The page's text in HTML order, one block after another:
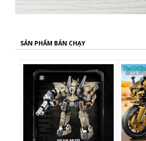
SẢN PHẨM BÁN CHẠY